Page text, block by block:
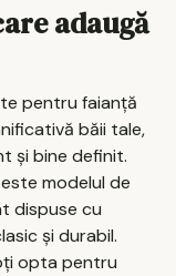
adaugă
pentru faianță
băii tale,
și bine definit.
modelul de
dispuse cu
și durabil.
opta pentru